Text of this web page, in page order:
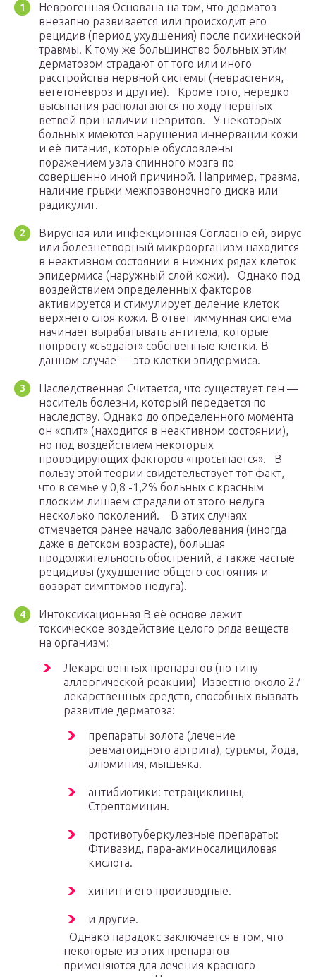
Неврогенная Основана на том, что дерматоз
внезапно развивается или происходит его
рецидив (период ухудшения) после психической
травмы. К тому же большинство больных этим
дерматозом страдают от того или иного
расстройства нервной системы (неврастения,
вегетоневроз и другие). Кроме того, нередко
высыпания располагаются по ходу нервных
ветвей при наличии невритов. У некоторых
больных имеются нарушения иннервации кожи
и её питания, которые обусловлены
поражением узла спинного мозга по
совершенно иной причиной. Например, травма,
наличие грыжи межпозвоночного диска или
радикулит.
Вирусная или инфекционная Согласно ей, вирус
или болезнетворный микроорганизм находится
в неактивном состоянии в нижних рядах клеток
эпидермиса (наружный слой кожи). Однако под
воздействием определенных факторов
активируется и стимулирует деление клеток
верхнего слоя кожи. В ответ иммунная система
начинает вырабатывать антитела, которые
попросту «съедают» собственные клетки. В
данном случае — это клетки эпидермиса.
Наследственная Считается, что существует ген —
носитель болезни, который передается по
наследству. Однако до определенного момента
он «спит» (находится в неактивном состоянии),
но под воздействием некоторых
провоцирующих факторов «просыпается». В
пользу этой теории свидетельствует тот факт,
что в семье у 0,8 -1,2% больных с красным
плоским лишаем страдали от этого недуга
несколько поколений. В этих случаях
отмечается ранее начало заболевания (иногда
даже в детском возрасте), большая
продолжительность обострений, а также частые
рецидивы (ухудшение общего состояния и
возврат симптомов недуга).
Интоксикационная В её основе лежит
токсическое воздействие целого ряда веществ
на организм:
Лекарственных препаратов (по типу
аллергической реакции) Известно около 27
лекарственных средств, способных вызвать
развитие дерматоза:
препараты золота (лечение
ревматоидного артрита), сурьмы, йода,
алюминия, мышьяка.
антибиотики: тетрациклины,
Стрептомицин.
противотуберкулезные препараты:
Фтивазид, пара-аминосалициловая
кислота.
хинин и его производные.
и другие.
Однако парадокс заключается в том, что
некоторые из этих препаратов
применяются для лечения красного